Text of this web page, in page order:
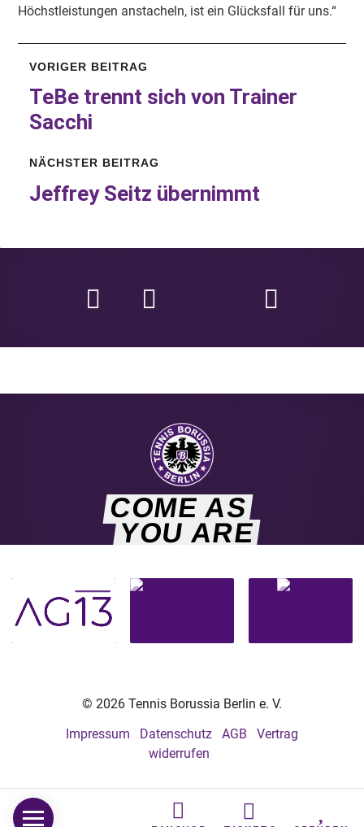
Höchstleistungen anstacheln, ist ein Glücksfall für uns.“
VORIGER BEITRAG
TeBe trennt sich von Trainer
Sacchi
NÄCHSTER BEITRAG
Jeffrey Seitz übernimmt
COME AS
YOU ARE
© 2026 Tennis Borussia Berlin e. V.
Impressum
Datenschutz AGB
Vertrag
widerrufen